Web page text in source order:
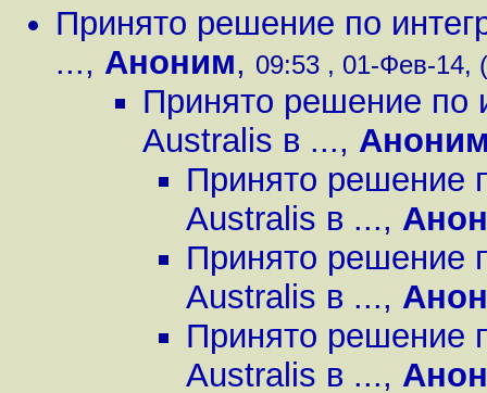
Принято решение по
..., Аноним, 09:53 , 01-Фев-14,
Принято решение по
Australis в ...,
Принято решение
Australis в ...,
Принято решение
Australis в ...,
Принято решение
Australis в ...,